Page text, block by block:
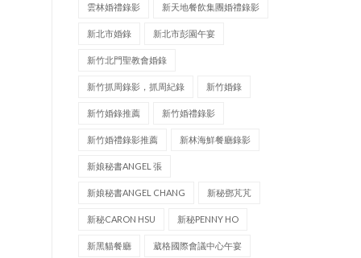
雲林婚禮錄影 新天地餐飲集團婚禮錄影
新北市婚錄 新北市彭園午宴
新竹北門聖教會婚錄
新竹抓周錄影，抓周紀錄 新竹婚錄
新竹婚錄推薦 新竹婚禮錄影
新竹婚禮錄影推薦 新林海鮮餐廳錄影
新娘秘書ANGEL 張
新娘秘書ANGEL CHANG 新秘鄧芃芃
新秘CARON HSU 新秘PENNY HO
新黑貓餐廳 葳格國際會議中心午宴